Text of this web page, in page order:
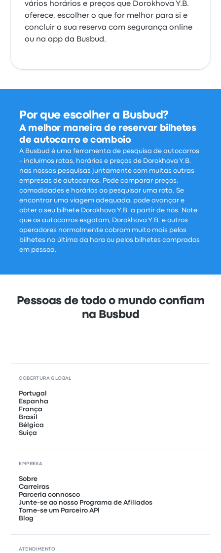
vários horários e preços que Dorokhova Y.B.
oferece, escolher o que for melhor para si e
concluir a sua reserva com segurança online
ou na app da Busbud.
Por que escolher a Busbud?
A melhor maneira de reservar bilhetes
de autocarro e comboio
A Busbud é uma ferramenta de pesquisa de autocarros
- incluímos rotas, horários e preços de Dorokhova Y.B.
nas nossas pesquisas juntamente com muitas outras
empresas de autocarros. Pode comparar preços,
comodidades e horários ao pesquisar uma rota. Se
encontrar uma viagem adequada, pode avançar e
obter o seu bilhete Dorokhova Y.B. a partir de nós. Note
que os autocarros esgotam, Dorokhova Y.B. e outros
operadores normalmente cobram muito mais pelos
bilhetes na última da hora ou pelos bilhetes comprados
em pessoa.
Pessoas de todo o mundo confiam
na Busbud
COBERTURA GLOBAL
Portugal
Espanha
França
Brasil
Bélgica
Suiça
EMPRESA
Sobre
Carreiras
Parceria connosco
Junte-se ao nosso Programa de Afiliados
Torne-se um Parceiro API
Blog
ATENDIMENTO